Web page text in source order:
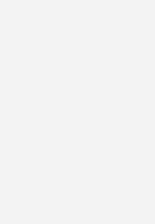
bei selbstgebauten UV-C-
schon seit längerem zur
sowie zur Desinfektion
ist allerdings, dass dabei
werden, sie könnten von
Bei Eigenbaugeräten könne
Kurzwellige UV-C-Strahlung
in der bestrahlten Luft führen,
dass keine Gefahrstoffe